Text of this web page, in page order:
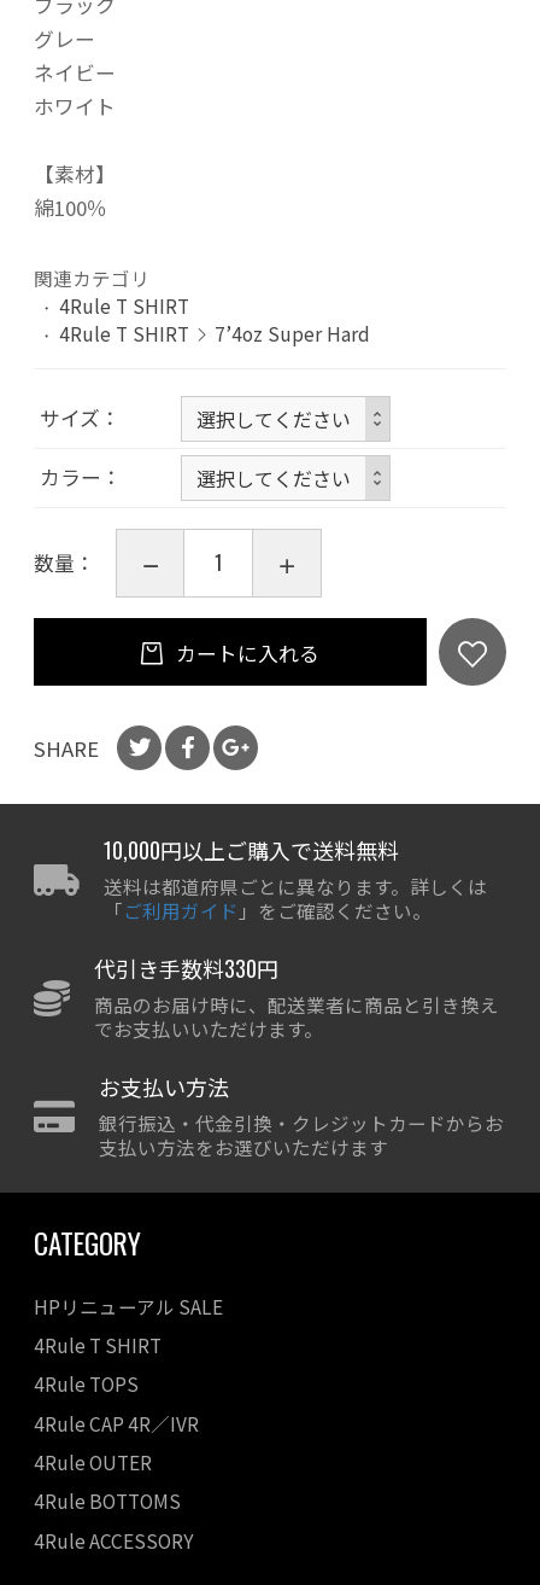
グレー
ネイビー
ホワイト
【素材】
綿100％
関連カテゴリ
4Rule T SHIRT
4Rule T SHIRT
7’4oz Super Hard
サイズ
カラー
数量：
カートに入れる
SHARE
10,000円以上ご購入で送料無料
送料は都道府県ごとに異なります。詳しくは
「ご利用ガイド 」をご確認ください。
代引き手数料330円
商品のお届け時に、配送業者に商品と引き換え
でお支払いいただけます。
お支払い方法
銀行振込・代金引換・クレジットカードからお
支払い方法をお選びいただけます
CATEGORY
HPリニューアル SALE
4Rule T SHIRT
4Rule TOPS
4Rule CAP 4R／IVR
4Rule OUTER
4Rule BOTTOMS
4Rule ACCESSORY